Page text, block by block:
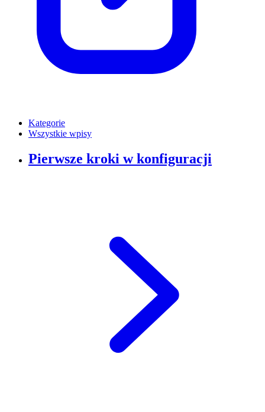
Kategorie
Wszystkie wpisy
Pierwsze kroki w konfiguracji